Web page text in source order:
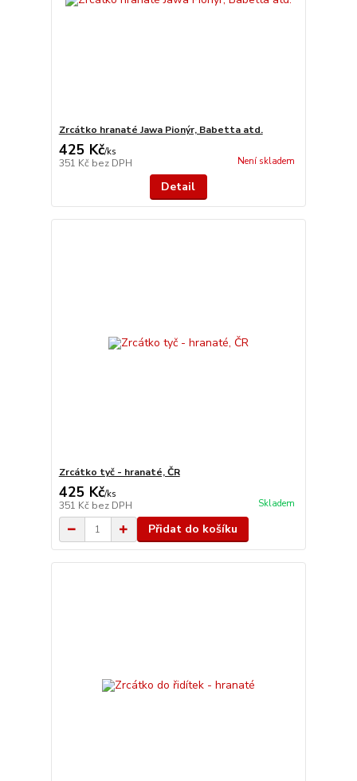
Zrcátko hranaté Jawa Pionýr, Babetta atd.
425 Kč/ks
351 Kč bez DPH Není skladem
Detail
Zrcátko tyč - hranaté, ČR
425 Kč/ks
351 Kč bez DPH Skladem
Přidat do košíku